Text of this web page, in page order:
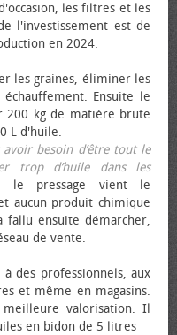
les filtres et les
l'investissement est de
en 2024.
les graines, éliminer les
Ensuite le
200 kg de matière brute
L d'huile.
avoir besoin d’être tout le
trop d’huile dans les
le pressage vient le
aucun produit chimique
ensuite démarcher,
de vente.
des professionnels, aux
et même en magasins.
valorisation. Il
en bidon de 5 litres